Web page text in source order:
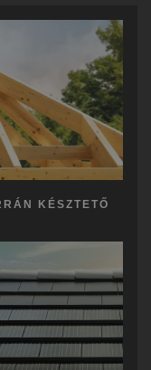
KÉSZTETŐ